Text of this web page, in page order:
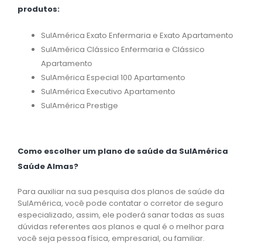
produtos:
SulAmérica Exato Enfermaria e Exato Apartamento
SulAmérica Clássico Enfermaria e Clássico
Apartamento
SulAmérica Especial 100 Apartamento
SulAmérica Executivo Apartamento
SulAmérica Prestige
Como escolher um plano de saúde da SulAmérica
Saúde Almas?
Para auxiliar na sua pesquisa dos planos de saúde da
SulAmérica, você pode contatar o corretor de seguro
especializado, assim, ele poderá sanar todas as suas
dúvidas referentes aos planos e qual é o melhor para
você seja pessoa física, empresarial, ou familiar.